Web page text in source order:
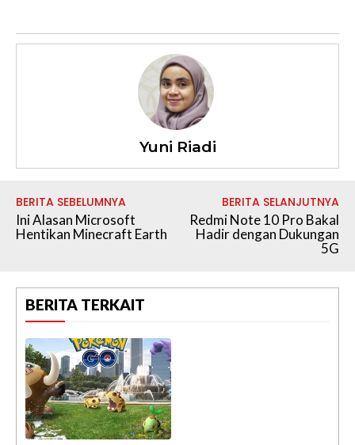
Yuni Riadi
BERITA SEBELUMNYA
Ini Alasan Microsoft
Hentikan Minecraft Earth
BERITA SELANJUTNYA
Redmi Note 10 Pro Bakal
Hadir dengan Dukungan
5G
BERITA TERKAIT